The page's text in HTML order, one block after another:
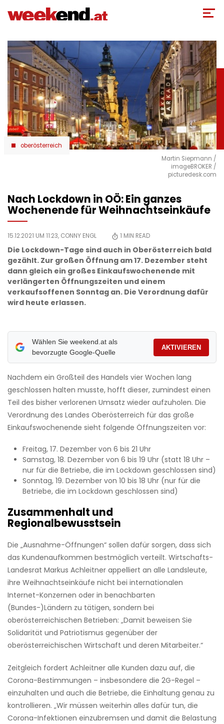
zum
oberösterreich
Martin Siepmann /
imageBROKER /
picturedesk.com
Nach Lockdown in OÖ: Ein ganzes
Wochenende für Weihnachtseinkäufe
15.12.2021 UM 11:23, CONNY ENGL 1 MIN READ
Die Lockdown-Tage sind auch in Oberösterreich bald
gezählt. Zur großen Öffnung am 17. Dezember steht
dann gleich ein großes Einkaufswochenende mit
verlängerten Öffnungszeiten und einem
verkaufsoffenen Sonntag an. Die Verordnung dafür
wird heute erlassen.
Wählen Sie weekend.at als
bevorzugte Google-Quelle
AKTIVIEREN
Nachdem ein Großteil des Handels vier Wochen lang
geschlossen halten musste, hofft dieser, zumindest einen
Teil des bisher verlorenen Umsatz wieder aufzuholen. Die
Verordnung des Landes Oberösterreich für das große
Einkaufswochenende sieht folgende Öffnungszeiten vor:
Freitag, 17. Dezember von 6 bis 21 Uhr
Samstag, 18. Dezember von 6 bis 19 Uhr (statt 18 Uhr –
nur für die Betriebe, die im Lockdown geschlossen sind)
Sonntag, 19. Dezember von 10 bis 18 Uhr (nur für die
Betriebe, die im Lockdown geschlossen sind)
Zusammenhalt und
Regionalbewusstsein
Die „Ausnahme-Öffnungen“ sollen dafür sorgen, dass sich
das Kundenaufkommen bestmöglich verteilt. Wirtschafts-
Landesrat Markus Achleitner appelliert an alle Landsleute,
ihre Weihnachtseinkäufe nicht bei internationalen
Internet-Konzernen oder in benachbarten
(Bundes-)Ländern zu tätigen, sondern bei
oberösterreichischen Betrieben: „Damit beweisen Sie
Solidarität und Patriotismus gegenüber der
oberösterreichischen Wirtschaft und deren Mitarbeiter.“
Zeitgleich fordert Achleitner alle Kunden dazu auf, die
Corona-Bestimmungen – insbesondere die 2G-Regel –
einzuhalten und auch die Betriebe, die Einhaltung genau zu
kontrollieren. „Wir müssen weiterhin alles dafür tun, die
Corona-Infektionen einzubremsen und damit die Belastung